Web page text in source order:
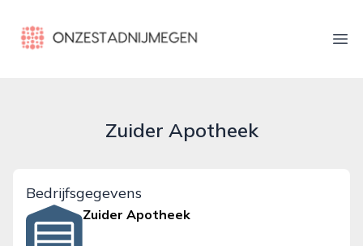
onzestadnijmegen.nl
Zuider Apotheek
Bedrijfsgegevens
Zuider Apotheek